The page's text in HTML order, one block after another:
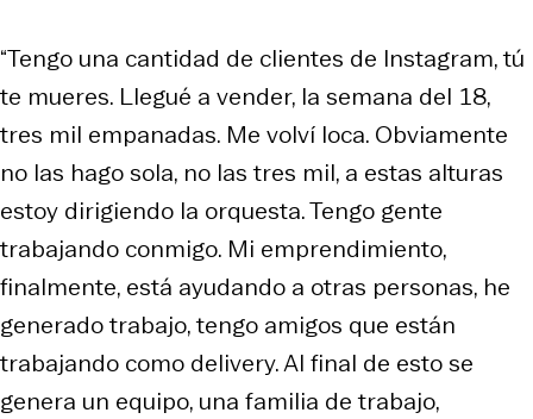
“Tengo una cantidad de clientes de Instagram, tú
te mueres. Llegué a vender, la semana del 18,
tres mil empanadas. Me volví loca. Obviamente
no las hago sola, no las tres mil, a estas alturas
estoy dirigiendo la orquesta. Tengo gente
trabajando conmigo. Mi emprendimiento,
finalmente, está ayudando a otras personas, he
generado trabajo, tengo amigos que están
trabajando como delivery. Al final de esto se
genera un equipo, una familia de trabajo,